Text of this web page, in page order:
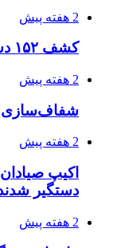
2 هفته پیش
کشف ۱۵۲ دستگاه ماینر غیرمجاز در لرستان
2 هفته پیش
شفاف‌سازی ۲۸ میلیارد یورو تعهدات ارزی
2 هفته پیش
اکیپ
دستگیر
2 هفته پیش